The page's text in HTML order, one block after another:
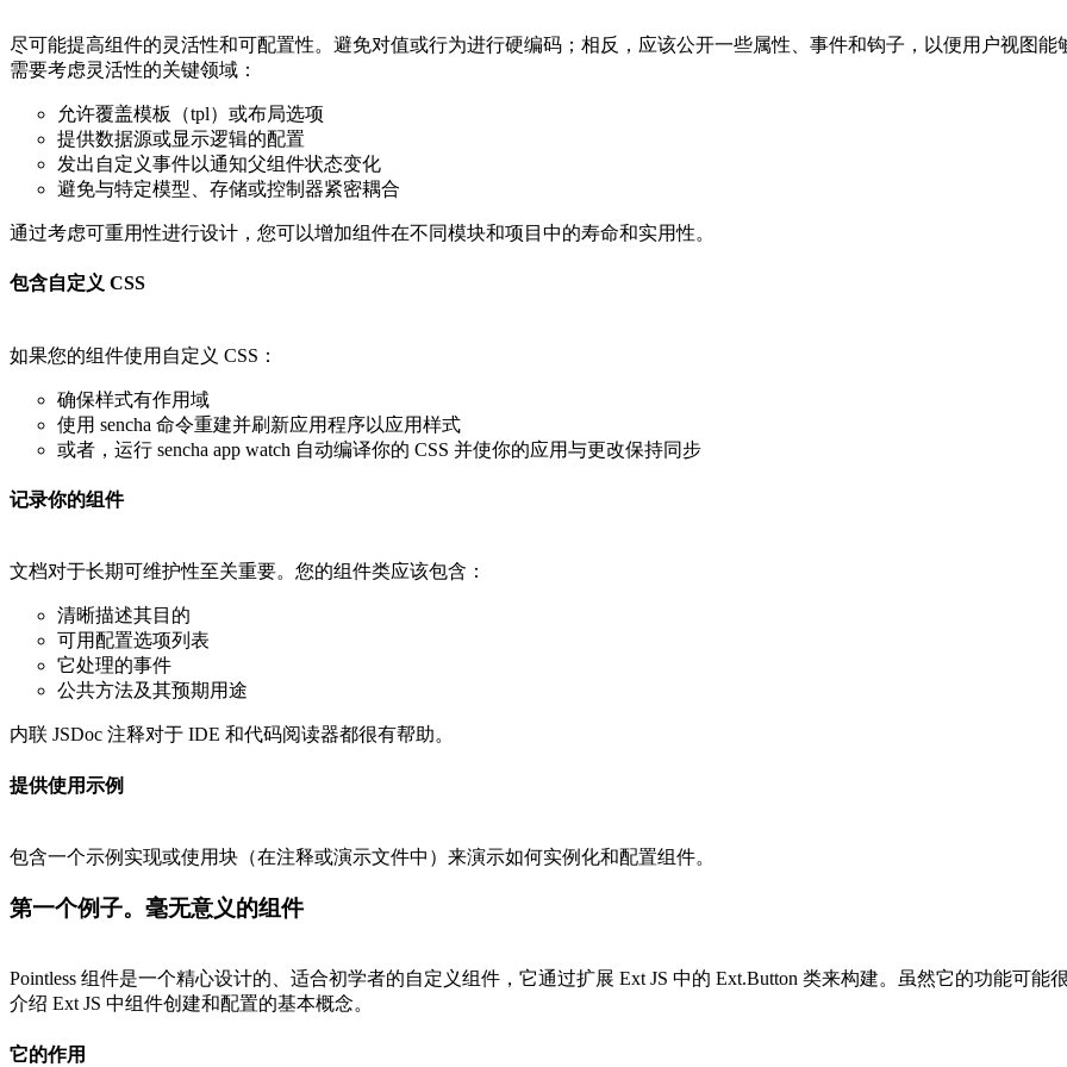
尽可能提高组件的灵活性和可配置性。避免对值或行为进行硬编码；相反，应该公开一些属性、事件和钩子，以便用户视图能
需要考虑灵活性的关键领域：
允许覆盖模板（tpl）或布局选项
提供数据源或显示逻辑的配置
发出自定义事件以通知父组件状态变化
避免与特定模型、存储或控制器紧密耦合
通过考虑可重用性进行设计，您可以增加组件在不同模块和项目中的寿命和实用性。
包含自定义 CSS
如果您的组件使用自定义 CSS：
确保样式有作用域
使用 sencha 命令重建并刷新应用程序以应用样式
或者，运行 sencha app watch 自动编译你的 CSS 并使你的应用与更改保持同步
记录你的组件
文档对于长期可维护性至关重要。您的组件类应该包含：
清晰描述其目的
可用配置选项列表
它处理的事件
公共方法及其预期用途
内联 JSDoc 注释对于 IDE 和代码阅读器都很有帮助。
提供使用示例
包含一个示例实现或使用块（在注释或演示文件中）来演示如何实例化和配置组件。
第一个例子。毫无意义的组件
Pointless 组件是一个精心设计的、适合初学者的自定义组件，它通过扩展 Ext JS 中的 Ext.Button 类来构建。虽然它的功能可能
介绍 Ext JS 中组件创建和配置的基本概念。
它的作用